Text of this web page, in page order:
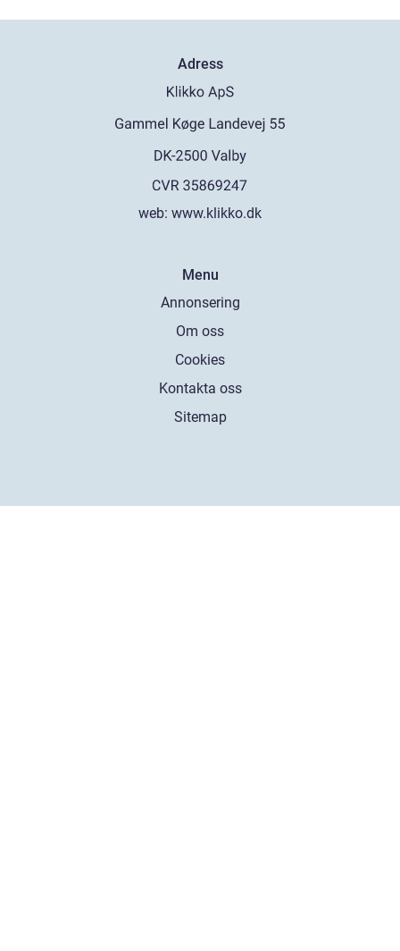
Adress
web: www.klikko.dk
Menu
Annonsering
Om oss
Cookies
Kontakta oss
Sitemap